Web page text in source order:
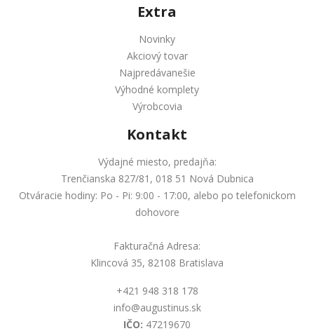
Extra
Novinky
Akciový tovar
Najpredávanešie
Výhodné komplety
Výrobcovia
Kontakt
Výdajné miesto, predajňa:
Trenčianska 827/81, 018 51 Nová Dubnica
Otváracie hodiny: Po - Pi: 9:00 - 17:00, alebo po telefonickom
dohovore
Fakturačná Adresa:
Klincová 35, 82108 Bratislava
+421 948 318 178
info@augustinus.sk
IČO: 47219670